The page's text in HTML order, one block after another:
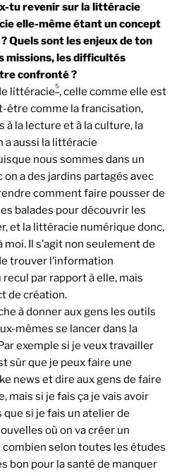
tu revenir sur la littéracie
elle-même étant un concept
Quels sont les enjeux de ton
missions, les difficultés
confronté ?
littéracie5, celle comme elle est
être comme la francisation,
à la lecture et à la culture, la
a aussi la littéracie
nous sommes dans un
a des jardins partagés avec
comment faire pousser de
balades pour découvrir les
et la littéracie numérique donc,
moi. Il s’agit non seulement de
trouver l’information
recul par rapport à elle, mais
de création.
à donner aux gens les outils
mêmes se lancer dans la
exemple si je veux travailler
sûr que je peux faire une
news et dire aux gens de faire
mais si je fais ça je vais avoir
si je fais un atelier de
où on va créer un
selon toutes les études
bon pour la santé de manquer